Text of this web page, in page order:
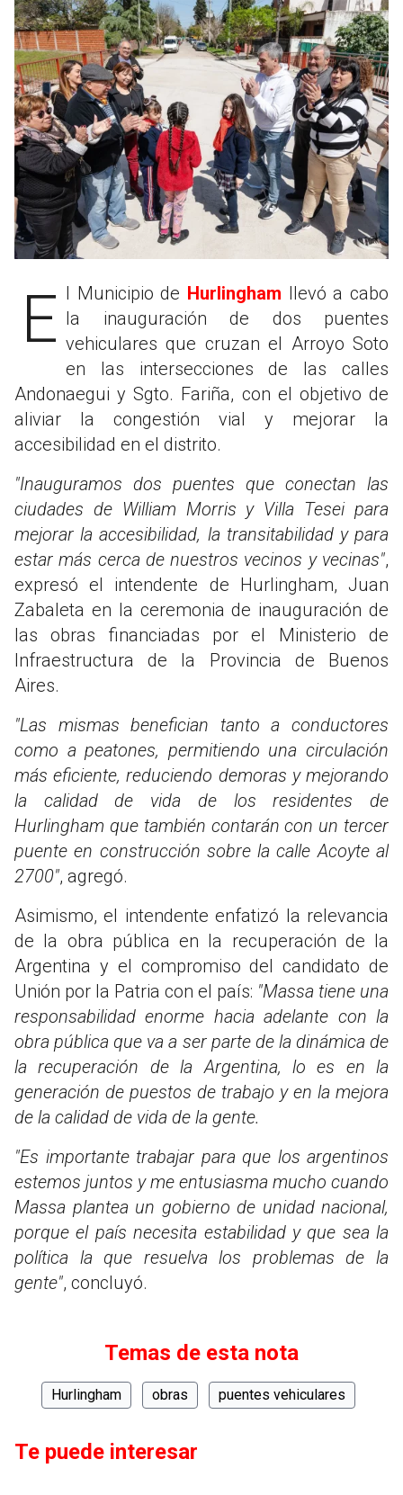
El Municipio de Hurlingham llevó a cabo
la inauguración de dos puentes
vehiculares que cruzan el Arroyo Soto
en las intersecciones de las calles
Andonaegui y Sgto. Fariña, con el objetivo de
aliviar la congestión vial y mejorar la
accesibilidad en el distrito.
"Inauguramos dos puentes que conectan las
ciudades de William Morris y Villa Tesei para
mejorar la accesibilidad, la transitabilidad y para
estar más cerca de nuestros vecinos y vecinas",
expresó el intendente de Hurlingham, Juan
Zabaleta en la ceremonia de inauguración de
las obras financiadas por el Ministerio de
Infraestructura de la Provincia de Buenos
Aires.
"Las mismas benefician tanto a conductores
como a peatones, permitiendo una circulación
más eficiente, reduciendo demoras y mejorando
la calidad de vida de los residentes de
Hurlingham que también contarán con un tercer
puente en construcción sobre la calle Acoyte al
2700", agregó.
Asimismo, el intendente enfatizó la relevancia
de la obra pública en la recuperación de la
Argentina y el compromiso del candidato de
Unión por la Patria con el país: "Massa tiene una
responsabilidad enorme hacia adelante con la
obra pública que va a ser parte de la dinámica de
la recuperación de la Argentina, lo es en la
generación de puestos de trabajo y en la mejora
de la calidad de vida de la gente.
"Es importante trabajar para que los argentinos
estemos juntos y me entusiasma mucho cuando
Massa plantea un gobierno de unidad nacional,
porque el país necesita estabilidad y que sea la
política la que resuelva los problemas de la
gente", concluyó.
Temas de esta nota
Hurlingham obras puentes vehiculares
Te puede interesar